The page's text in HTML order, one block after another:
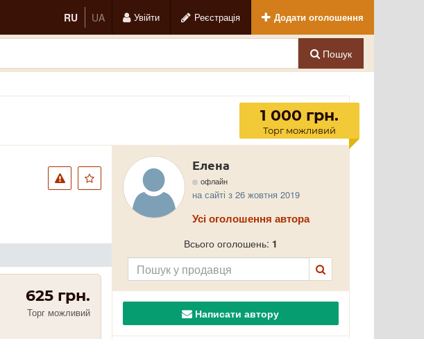
RU UA Увійти Реєстрація Додати оголошення
Пошук
1 000 грн.
Торг можливий
625 грн.
Торг можливий
Елена
офлайн
на сайті з 26 жовтня 2019
Усі оголошення автора
Всього оголошень: 1
Написати автору